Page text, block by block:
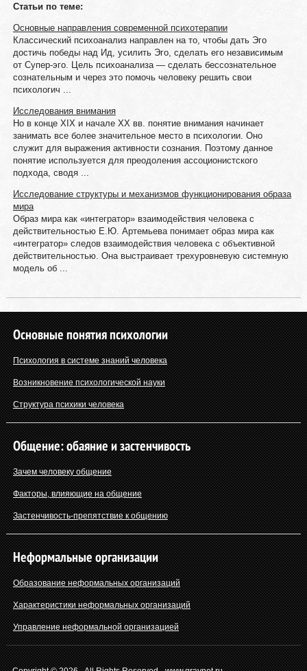
Статьи по теме:
Основные направления современной психотерапии
Классический психоанализ направлен на то, чтобы дать Эго
достичь победы над Ид, усилить Эго, сделать его независимым
от Супер-эго. Цель психоанализа — сделать бессознательное
сознательным и через это помочь человеку решить свои
психологич ...
Исследования внимания
Но в конце XIX и начале XX вв. понятие внимания начинает
занимать все более значительное место в психологии. Оно
служит для выражения активности сознания. Поэтому данное
понятие используется для преодоления ассоционистского
подхода, сводя ...
Исследование структуры и механизмов функционирования образа
мира
Образ мира как «интегратор» взаимодействия человека с
действительностью Е.Ю. Артемьева понимает образ мира как
«интегратор» следов взаимодействия человека с объективной
действительностью. Она выстраивает трехуровневую системную
модель об ...
Основные понятия психологии
Психология в системе знаний человека
Возникновение психологической науки
Структура психики человека
Общение: обаяние и застенчивость
Зачем человеку общение
Факторы, влияющие на общение
Застенчивость-препятствие к общению
Неформальные организации
Образование неформальных организаций
Характеристики неформальных организаций
Управление неформальной организацией